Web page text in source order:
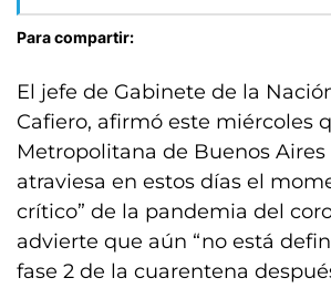
Para compartir:
El jefe de Gabinete de la
Cafiero, afirmó este miércoles
Metropolitana de Buenos Aires
atraviesa en estos días el
crítico” de la pandemia del
advierte que aún “no está
fase 2 de la cuarentena